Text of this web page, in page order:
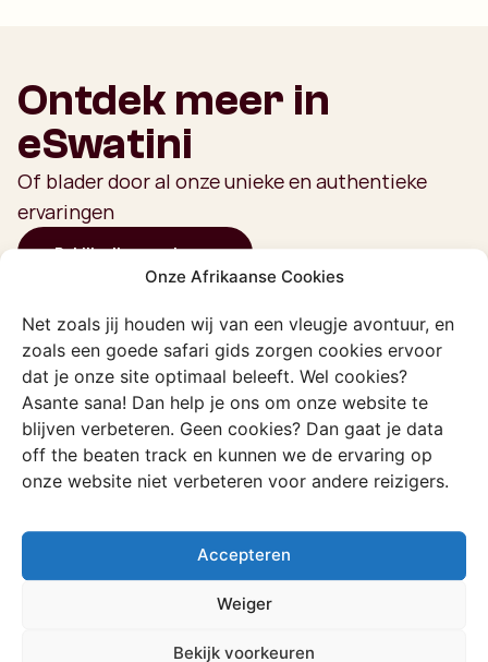
Onze Afrikaanse Cookies
Net zoals jij houden wij van een vleugje avontuur, en
zoals een goede safari gids zorgen cookies ervoor
dat je onze site optimaal beleeft. Wel cookies?
Asante sana! Dan help je ons om onze website te
blijven verbeteren. Geen cookies? Dan gaat je data
off the beaten track en kunnen we de ervaring op
onze website niet verbeteren voor andere reizigers.
Accepteren
Weiger
Bekijk voorkeuren
Ontdek meer in
eSwatini
Of blader door al onze unieke en authentieke
ervaringen
Bekijk alle ervaringen
Ervaring
Overnight pothole hike
Hike naar de potholes in de Malalotja
Nature Reserve, waar je kunt chillen en
zwemmen.
Ontdek deze ervaring